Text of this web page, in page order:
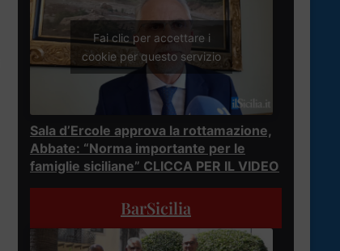
Fai clic per accettare i
cookie per questo servizio
Sala d’Ercole approva la rottamazione,
Abbate: “Norma importante per le
famiglie siciliane” CLICCA PER IL VIDEO
BarSicilia